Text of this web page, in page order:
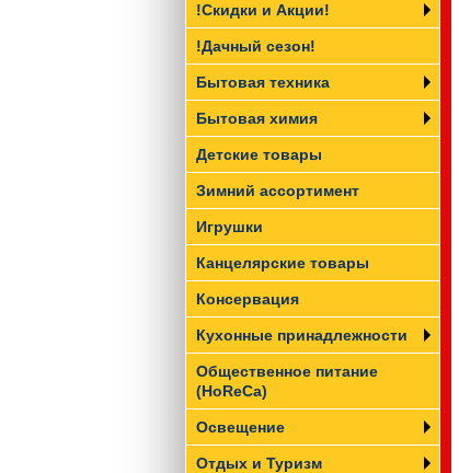
!Скидки и Акции!
!Дачный сезон!
Бытовая техника
Бытовая химия
Детские товары
Зимний ассортимент
Игрушки
Канцелярские товары
Консервация
Кухонные принадлежности
Общественное питание
(HoReCa)
Освещение
Отдых и Туризм